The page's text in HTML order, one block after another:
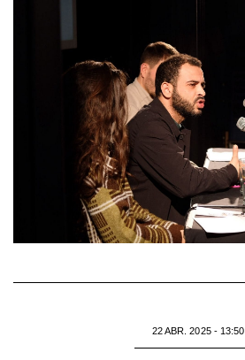
22 ABR. 2025 - 13:50